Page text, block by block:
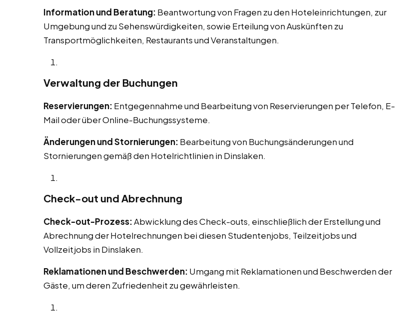
Information und Beratung: Beantwortung von Fragen zu den Hoteleinrichtungen, zur
Umgebung und zu Sehenswürdigkeiten, sowie Erteilung von Auskünften zu
Transportmöglichkeiten, Restaurants und Veranstaltungen.
Verwaltung der Buchungen
Reservierungen: Entgegennahme und Bearbeitung von Reservierungen per Telefon, E-
Mail oder über Online-Buchungssysteme.
Änderungen und Stornierungen: Bearbeitung von Buchungsänderungen und
Stornierungen gemäß den Hotelrichtlinien in Dinslaken.
Check-out und Abrechnung
Check-out-Prozess:Abwicklung des Check-outs, einschließlich der Erstellung und
Abrechnung der Hotelrechnungen bei diesen Studentenjobs, Teilzeitjobs und
Vollzeitjobs in Dinslaken.
Reklamationen und Beschwerden: Umgang mit Reklamationen und Beschwerden der
Gäste, um deren Zufriedenheit zu gewährleisten.